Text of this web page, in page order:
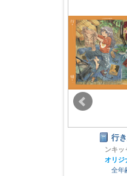
行
ンキッ
オリジ
全年